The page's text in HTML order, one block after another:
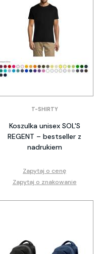
T-SHIRTY
Koszulka unisex SOL'S
REGENT – bestseller z
nadrukiem
Zapytaj o cenę
Zapytaj o znakowanie